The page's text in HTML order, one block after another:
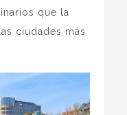
que la
ciudades más